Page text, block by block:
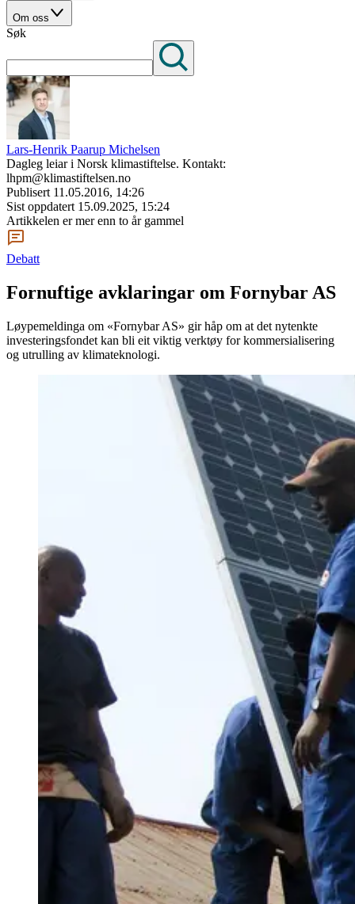
Om oss
Søk
Lars-Henrik Paarup Michelsen
Dagleg leiar i Norsk klimastiftelse. Kontakt:
lhpm@klimastiftelsen.no
Publisert 11.05.2016, 14:26
Sist oppdatert 15.09.2025, 15:24
Artikkelen er mer enn to år gammel
Debatt
Fornuftige avklaringar om Fornybar AS
Løypemeldinga om «Fornybar AS» gir håp om at det nytenkte
investeringsfondet kan bli eit viktig verktøy for kommersialisering
og utrulling av klimateknologi.